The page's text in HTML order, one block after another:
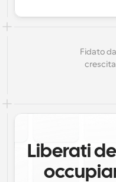
Fidato
Liberati